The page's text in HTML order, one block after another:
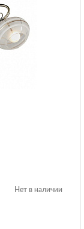
Нет в наличии